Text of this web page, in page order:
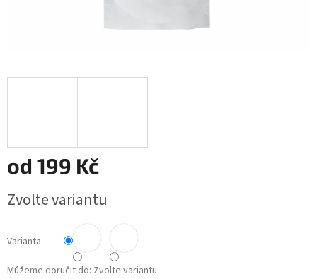
od 199 Kč
cena:
Zvolte variantu
Varianta
Můžeme doručit do: Zvolte variantu